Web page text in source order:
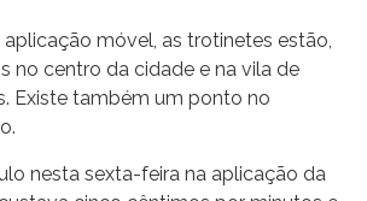
móvel, as trotinetes estão,
no centro da cidade e na vila de
Existe também um ponto no
nesta sexta-feira na aplicação da